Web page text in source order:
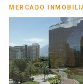
MERCADO